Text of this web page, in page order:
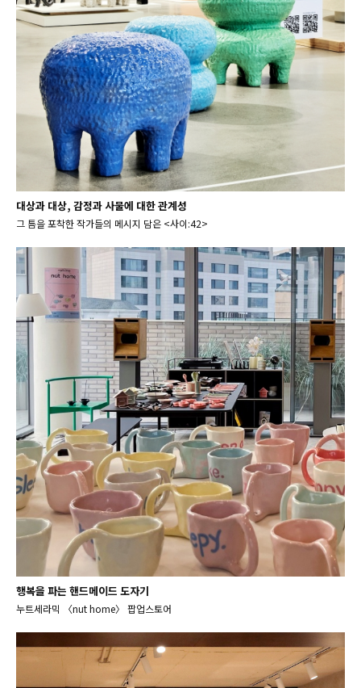
대상과 대상, 감정과 사물에 대한 관계성
그 틈을 포착한 작가들의 메시지 담은 <사이:42>
행복을 파는 핸드메이드 도자기
누트세라믹 〈nut home〉 팝업스토어